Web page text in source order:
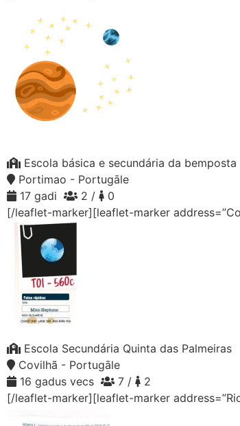
Escola básica e secundária da bemposta
Portimao - Portugāle
17 gadi
2 /
0
[/leaflet-marker][leaflet-marker
Escola Secundária Quinta das Palmeiras
Covilhã - Portugāle
16 gadus vecs
7 /
2
[/leaflet-marker][leaflet-marker